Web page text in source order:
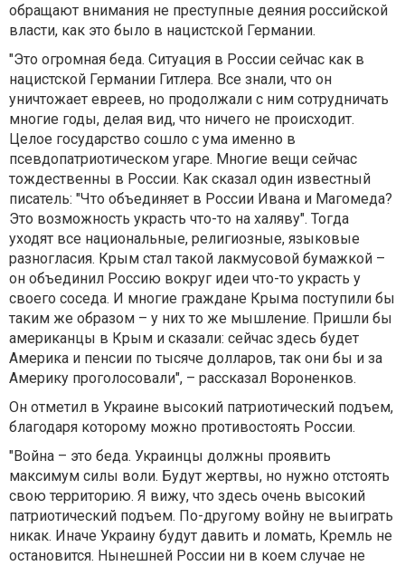
обращают внимания не преступные деяния российской
власти, как это было в нацистской Германии.
"Это огромная беда. Ситуация в России сейчас как в
нацистской Германии Гитлера. Все знали, что он
уничтожает евреев, но продолжали с ним сотрудничать
многие годы, делая вид, что ничего не происходит.
Целое государство сошло с ума именно в
псевдопатриотическом угаре. Многие вещи сейчас
тождественны в России. Как сказал один известный
писатель: "Что объединяет в России Ивана и Магомеда?
Это возможность украсть что-то на халяву". Тогда
уходят все национальные, религиозные, языковые
разногласия. Крым стал такой лакмусовой бумажкой –
он объединил Россию вокруг идеи что-то украсть у
своего соседа. И многие граждане Крыма поступили бы
таким же образом – у них то же мышление. Пришли бы
американцы в Крым и сказали: сейчас здесь будет
Америка и пенсии по тысяче долларов, так они бы и за
Америку проголосовали", – рассказал Вороненков.
Он отметил в Украине высокий патриотический подъем,
благодаря которому можно противостоять России.
"Война – это беда. Украинцы должны проявить
максимум силы воли. Будут жертвы, но нужно отстоять
свою территорию. Я вижу, что здесь очень высокий
патриотический подъем. По-другому войну не выиграть
никак. Иначе Украину будут давить и ломать, Кремль не
остановится. Нынешней России ни в коем случае не